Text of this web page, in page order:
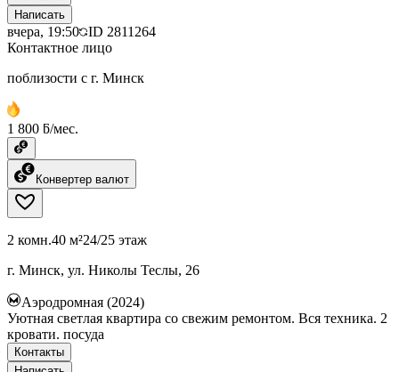
Написать
вчера, 19:50 ID 2811264
Контактное лицо
поблизости с г. Минск
1 800 ƃ/мес.
Конвертер валют
2 комн.40 м²24/25 этаж
г. Минск, ул. Николы Теслы, 26
Аэродромная (2024)
Уютная светлая квартира со свежим ремонтом. Вся техника. 2
кровати. посуда
Контакты